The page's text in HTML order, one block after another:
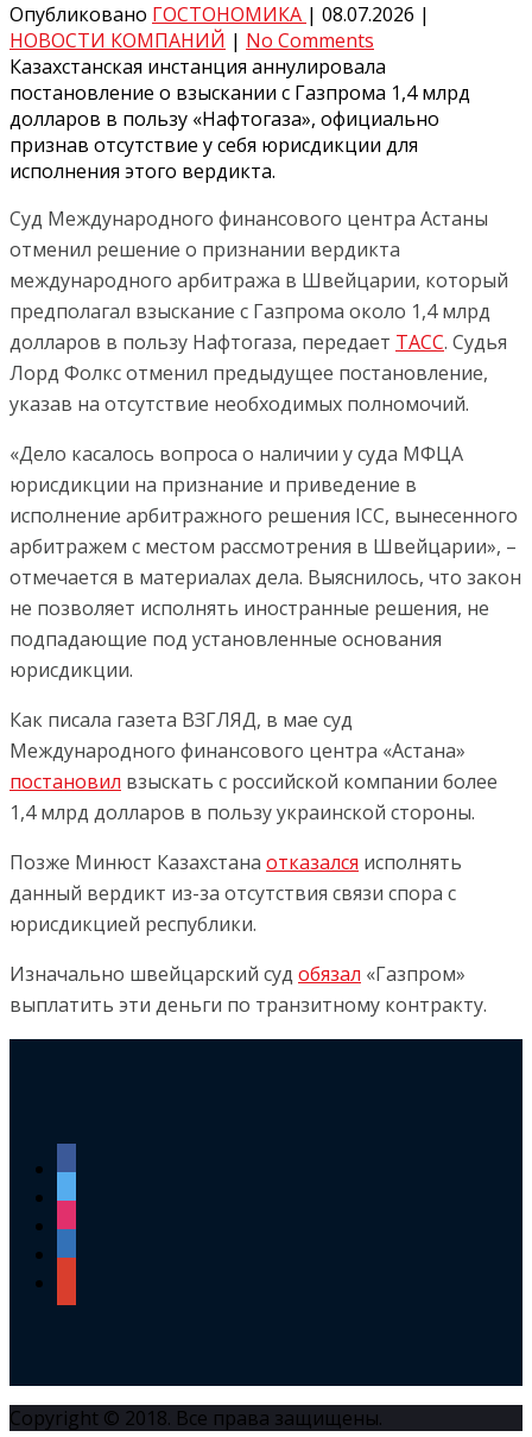
Опубликовано ГОСТОНОМИКА | 08.07.2026 |
НОВОСТИ КОМПАНИЙ | No Comments
Казахстанская инстанция аннулировала
постановление о взыскании с Газпрома 1,4 млрд
долларов в пользу «Нафтогаза», официально
признав отсутствие у себя юрисдикции для
исполнения этого вердикта.
Суд Международного финансового центра Астаны
отменил решение о признании вердикта
международного арбитража в Швейцарии, который
предполагал взыскание с Газпрома около 1,4 млрд
долларов в пользу Нафтогаза, передает ТАСС. Судья
Лорд Фолкс отменил предыдущее постановление,
указав на отсутствие необходимых полномочий.
«Дело касалось вопроса о наличии у суда МФЦА
юрисдикции на признание и приведение в
исполнение арбитражного решения ICC, вынесенного
арбитражем с местом рассмотрения в Швейцарии», –
отмечается в материалах дела. Выяснилось, что закон
не позволяет исполнять иностранные решения, не
подпадающие под установленные основания
юрисдикции.
Как писала газета ВЗГЛЯД, в мае суд
Международного финансового центра «Астана»
постановил взыскать с российской компании более
1,4 млрд долларов в пользу украинской стороны.
Позже Минюст Казахстана отказался исполнять
данный вердикт из-за отсутствия связи спора с
юрисдикцией республики.
Изначально швейцарский суд обязал «Газпром»
выплатить эти деньги по транзитному контракту.
Copyright © 2018. Все права защищены.